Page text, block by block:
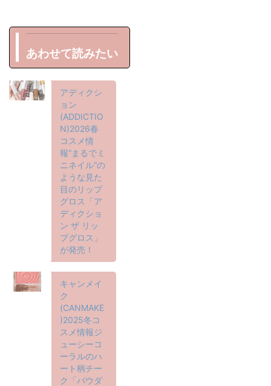
あわせて読みたい
アディクシ
ョン
(ADDICTIO
N)2026春
コスメ情
報“まるでミ
ニネイル”の
ような見た
目のリップ
グロス「ア
ディクショ
ン ザ リッ
プグロス」
が発売！
キャンメイ
ク
(CANMAKE
)2025冬コ
スメ情報ジ
ューシーコ
ーラルのハ
ート柄チー
ク「パウダ